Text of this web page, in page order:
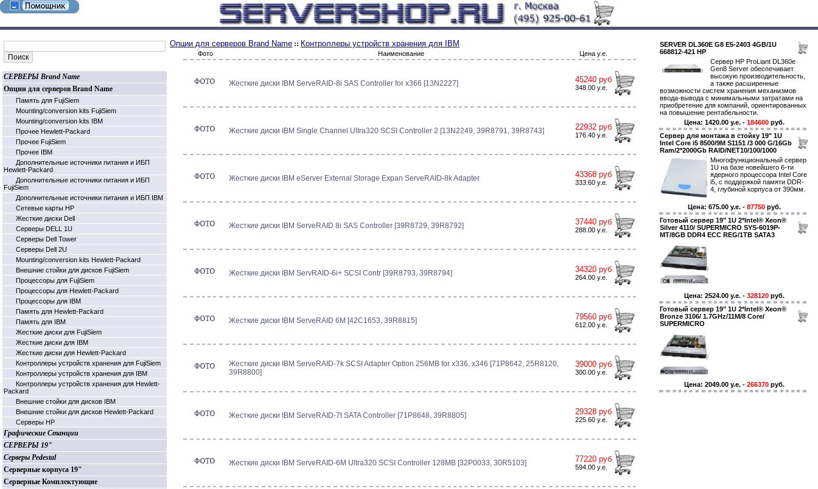
СЕРВЕРЫ Brand Name
Опции для серверов Brand Name
Память для FujiSiem
Mounting/conversion kits FujiSiem
Mounting/conversion kits IBM
Прочее Hewlett-Packard
Прочее FujiSiem
Прочее IBM
Дополнительные источники питания и ИБП
Hewlett-Packard
Дополнительные источники питания и ИБП
FujiSiem
Дополнительные источники питания и ИБП IBM
Cетевые карты HP
Жесткие диски Dell
Серверы DELL 1U
Серверы Dell Tower
Серверы Dell 2U
Mounting/conversion kits Hewlett-Packard
Внешние стойки для дисков FujiSiem
Процессоры для FujiSiem
Процессоры для Hewlett-Packard
Процессоры для IBM
Память для Hewlett-Packard
Память для IBM
Жесткие диски для FujiSiem
Жесткие диски для IBM
Жесткие диски для Hewlett-Packard
Контроллеры устройств хранения для FujiSiem
Контроллеры устройств хранения для IBM
Контроллеры устройств хранения для Hewlett-
Packard
Внешние стойки для дисков IBM
Внешние стойки для дисков Hewlett-Packard
Серверы HP
Графические Станции
СЕРВЕРЫ 19"
Серверы Pedestal
Серверные корпуса 19"
Серверные Комплектующие
Опции для серверов Brand Name :: Контроллеры устройств хранения для IBM
Фото Наименование Цена у.е.
Жесткие диски IBM ServeRAID-8i SAS Controller for x366 [13N2227] 45240 руб
348.00 y.e.
Жесткие диски IBM Single Channel Ultra320 SCSI Controller 2 [13N2249, 39R8791, 39R8743] 22932 руб
176.40 y.e.
Жесткие диски IBM eServer External Storage Expan ServeRAID-8k Adapter 43368 руб
333.60 y.e.
Жесткие диски IBM ServeRAID 8i SAS Controller [39R8729, 39R8792] 37440 руб
288.00 y.e.
Жесткие диски IBM ServRAID-6i+ SCSI Contr [39R8793, 39R8794] 34320 руб
264.00 y.e.
Жесткие диски IBM ServeRAID 6M [42C1653, 39R8815] 79560 руб
612.00 y.e.
Жесткие диски IBM ServeRAID-7k SCSI Adapter Option 256MB for x336, x346 [71P8642, 25R8120,
39R8800]
39000 руб
300.00 y.e.
Жесткие диски IBM ServeRAID-7t SATA Controller [71P8648, 39R8805] 29328 руб
225.60 y.e.
Жесткие диски IBM ServeRAID-6M Ultra320 SCSI Controller 128MB [32P0033, 30R5103] 77220 руб
594.00 y.e.
SERVER DL360E G8 E5-2403 4GB/1U
668812-421 HP
Сервер HP ProLiant DL360e
Gen8 Server обеспечивает
высокую производительность,
а также расширенные
возможности систем хранения механизмов
ввода-вывода с минимальными затратами на
приобретение для компаний, ориентированных
на повышение рентабельности.
Цена: 1420.00 y.e. - 184600руб.
Сервер для монтажа в стойку 19" 1U
Intel Core i5 8500/9M S1151 /3 000 G/16Gb
Ram/2*2000Gb RAID/NET10/100/1000
Многофункциональный сервер
1U на базе новейшего 6-ти
ядерного процессора Intel Core
i5, с поддержкой памяти DDR-
4, глубиной корпуса от 390мм.
Цена: 675.00 y.e. - 87750руб.
Готовый сервер 19" 1U 2*Intel® Xeon®
Silver 4110/ SUPERMICRO SYS-6019P-
MT/8GB DDR4 ECC REG/1TB SATA3
Цена: 2524.00 y.e. - 328120руб.
Готовый сервер 19" 1U 2*Intel® Xeon®
Bronze 3106/ 1.7GHz/11M/8 Core/
SUPERMICRO
Цена: 2049.00 y.e. - 266370руб.